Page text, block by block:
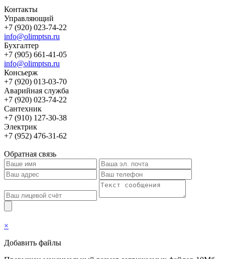
Контакты
Управляющий
+7 (920) 023-74-22
info@olimptsn.ru
Бухгалтер
+7 (905) 661-41-05
info@olimptsn.ru
Консьерж
+7 (920) 013-03-70
Аварийная служба
+7 (920) 023-74-22
Сантехник
+7 (910) 127-30-38
Электрик
+7 (952) 476-31-62
Обратная связь
×
Добавить файлы